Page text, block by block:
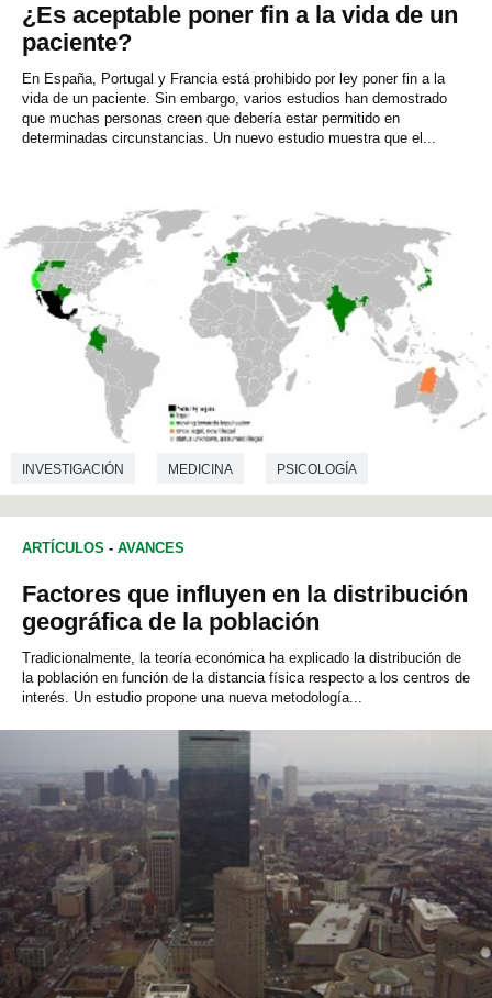
¿Es aceptable poner fin a la vida de un
paciente?
En España, Portugal y Francia está prohibido por ley poner fin a la
vida de un paciente. Sin embargo, varios estudios han demostrado
que muchas personas creen que debería estar permitido en
determinadas circunstancias. Un nuevo estudio muestra que el...
INVESTIGACIÓN MEDICINA PSICOLOGÍA
ARTÍCULOS - AVANCES
Factores que influyen en la distribución
geográfica de la población
Tradicionalmente, la teoría económica ha explicado la distribución de
la población en función de la distancia física respecto a los centros de
interés. Un estudio propone una nueva metodología...